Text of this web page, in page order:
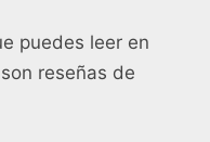
puedes leer en
reseñas de